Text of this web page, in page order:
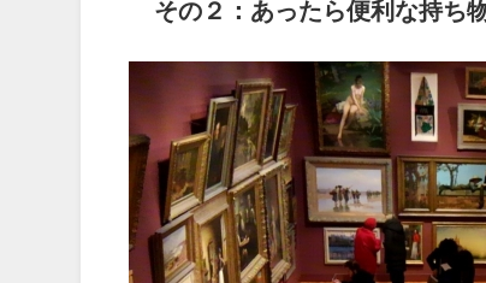
その２：あったら便利な持ち